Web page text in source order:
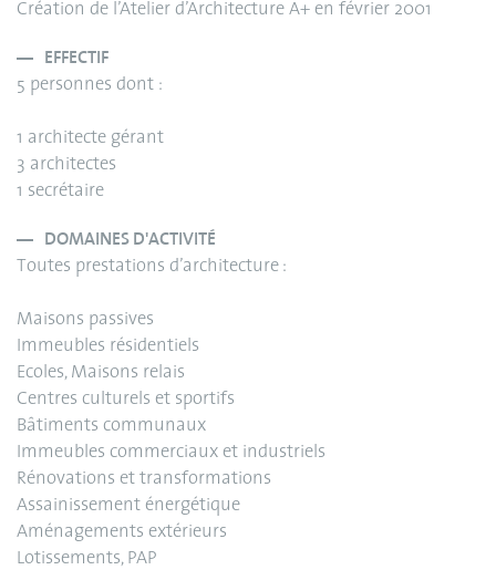
Création de l’Atelier d’Architecture A+ en février 2001
EFFECTIF
5 personnes dont :
1 architecte gérant
3 architectes
1 secrétaire
DOMAINES D'ACTIVITÉ
Toutes prestations d’architecture :
Maisons passives
Immeubles résidentiels
Ecoles, Maisons relais
Centres culturels et sportifs
Bâtiments communaux
Immeubles commerciaux et industriels
Rénovations et transformations
Assainissement énergétique
Aménagements extérieurs
Lotissements, PAP